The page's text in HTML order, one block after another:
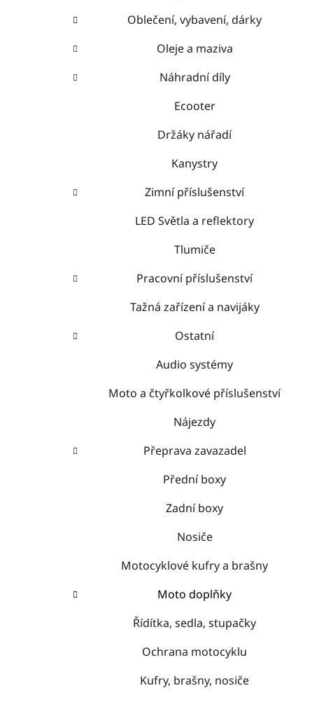
Oblečení, vybavení, dárky
Oleje a maziva
Náhradní díly
Ecooter
Držáky nářadí
Kanystry
Zimní příslušenství
LED Světla a reflektory
Tlumiče
Pracovní příslušenství
Tažná zařízení a navijáky
Ostatní
Audio systémy
Moto a čtyřkolkové příslušenství
Nájezdy
Přeprava zavazadel
Přední boxy
Zadní boxy
Nosiče
Motocyklové kufry a brašny
Moto doplňky
Řídítka, sedla, stupačky
Ochrana motocyklu
Kufry, brašny, nosiče